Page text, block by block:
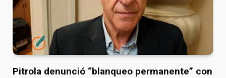
Pitrola denunció “blanqueo permanente” con